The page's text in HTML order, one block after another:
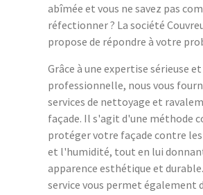
abîmée et vous ne savez pas
réfectionner ? La société
propose de répondre à votre
Grâce à une expertise sérieuse et
professionnelle, nous vous
services de nettoyage et
façade. Il s'agit d'une méthode
protéger votre façade contre
et l'humidité, tout en lui
apparence esthétique et
service vous permet également